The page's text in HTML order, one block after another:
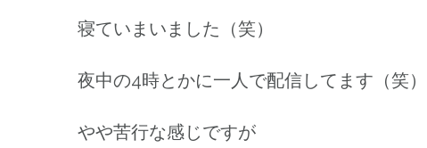
寝ていまいました（笑）
夜中の4時とかに一人で配信してます（笑）
やや苦行な感じですが